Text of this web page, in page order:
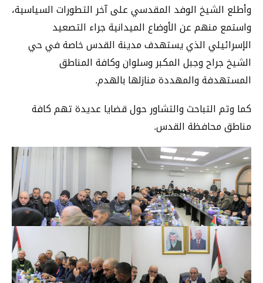
وأطلع الشيخ الوفد المقدسي على آخر التطورات السياسية،
واستمع منهم عن الأوضاع الميدانية جراء التصعيد
الإسرائيلي الذي يستهدف مدينة القدس خاصة في حي
الشيخ جراح وجبل المكبر وسلوان وكافة المناطق
المستهدفة والمهددة منازلها بالهدم.
كما وتم التباحث والتشاور حول قضايا عديدة تهم كافة
مناطق محافظة القدس.